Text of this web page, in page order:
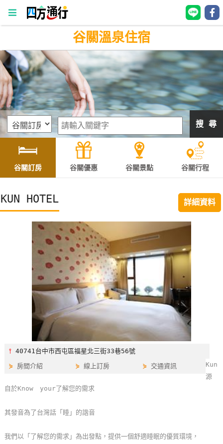
四
方
通
行
訂
房
灣
訂
房
紅
你
谷關溫泉住宿
搜 尋
谷關訂房 谷關優惠 谷關景點 谷關行程
KUN HOTEL 詳細資料
⫯40741台中市西屯區福星北三街33巷56號
⋟ 房間介紹 ⋟線上訂房 ⋟ 交通資訊
Kun
源
自於Know your了解您的需求
其發音為了台灣話「睡」的諧音
我們以「了解您的需求」為出發點，提供一個舒適睡眠的優質環境，